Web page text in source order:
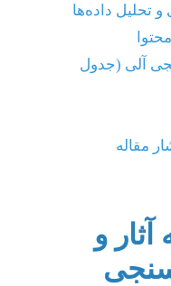
داده‌ها
آلی (جدول
مقاله
و